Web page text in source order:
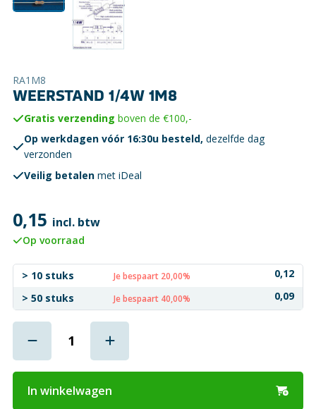
RA1M8
WEERSTAND 1/4W 1M8
Gratis verzending boven de €100,-
Op werkdagen vóór 16:30u besteld, dezelfde dag
verzonden
Veilig betalen met iDeal
0,15 incl. btw
Op voorraad
> 10 stuks Je bespaart 20,00%
0,12
> 50 stuks
Je bespaart 40,00% 0,09
In winkelwagen